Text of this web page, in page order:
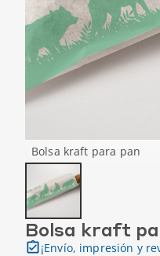
Bolsa kraft para pan
Bolsa kraft
¡Envío, impresión y